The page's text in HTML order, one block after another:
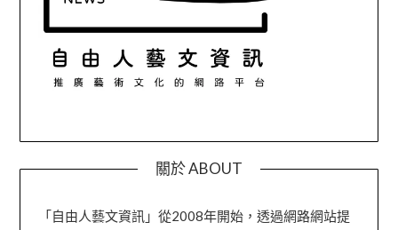
關於 ABOUT
「自由人藝文資訊」從2008年開始，透過網路網站提